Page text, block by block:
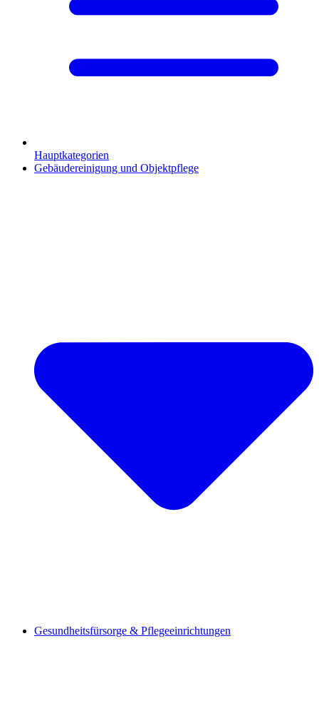
Hauptkategorien
Gebäudereinigung und Objektpflege
Gesundheitsfürsorge & Pflegeeinrichtungen